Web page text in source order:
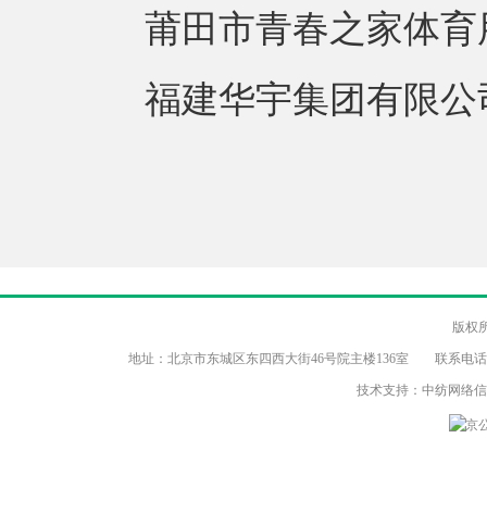
莆田市青春之家体育
福建华宇集团有限公
版权
地址：北京市东城区东四西大街46号院主楼136室 联系电
技术支持：中纺网络
京